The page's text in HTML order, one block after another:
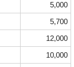
5,000
5,700
12,000
10,000